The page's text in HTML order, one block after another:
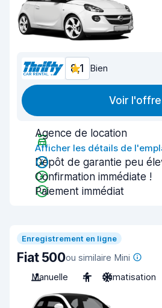
8,1 Bien
Voir l'offre
Agence de location
Afficher les détails de
Dépôt de garantie peu
Confirmation immédiate !
Paiement immédiat
Enregistrement en ligne
Fiat 500ou similaire Mini
Manuelle
4 Climatisation